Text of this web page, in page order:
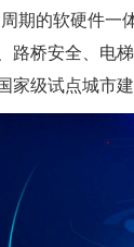
期的软硬件一
路桥安全、电梯
家级试点城市